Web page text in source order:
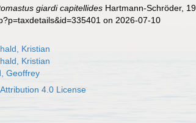
giardi capitellides Hartmann-Schröder,
on 2026-07-10
Kristian
Kristian
Geoffrey
Attribution 4.0 License